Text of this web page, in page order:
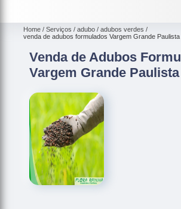
Home Serviços adubo
adubos verdes
venda de adubos formulados Vargem Grande Paulista
Venda de Adubos
Vargem Grande Paulista